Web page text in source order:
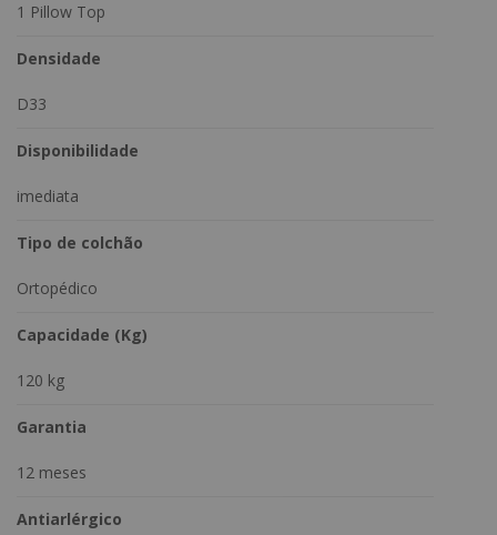
1 Pillow Top
Densidade
D33
Disponibilidade
imediata
Tipo de colchão
Ortopédico
Capacidade (Kg)
120 kg
Garantia
12 meses
Antiarlérgico